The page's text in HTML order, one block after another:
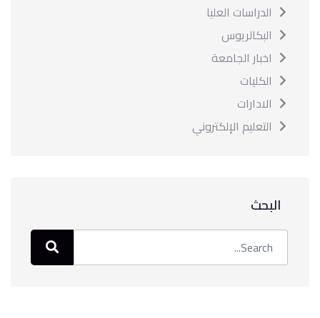
الدراسات العليا
البكالريوس
اخبار الجامعة
الكليات
الادارات
التعليم الإلكتروني
البحث